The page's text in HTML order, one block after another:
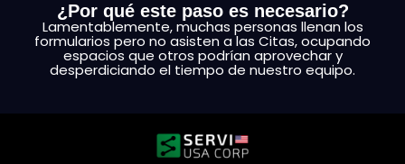
¿Por qué este paso es necesario?
Lamentablemente, muchas personas llenan los
formularios pero no asisten a las Citas, ocupando
espacios que otros podrían aprovechar y
desperdiciando el tiempo de nuestro equipo.